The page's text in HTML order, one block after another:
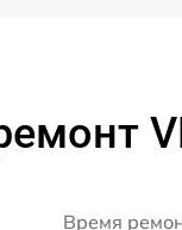
Время